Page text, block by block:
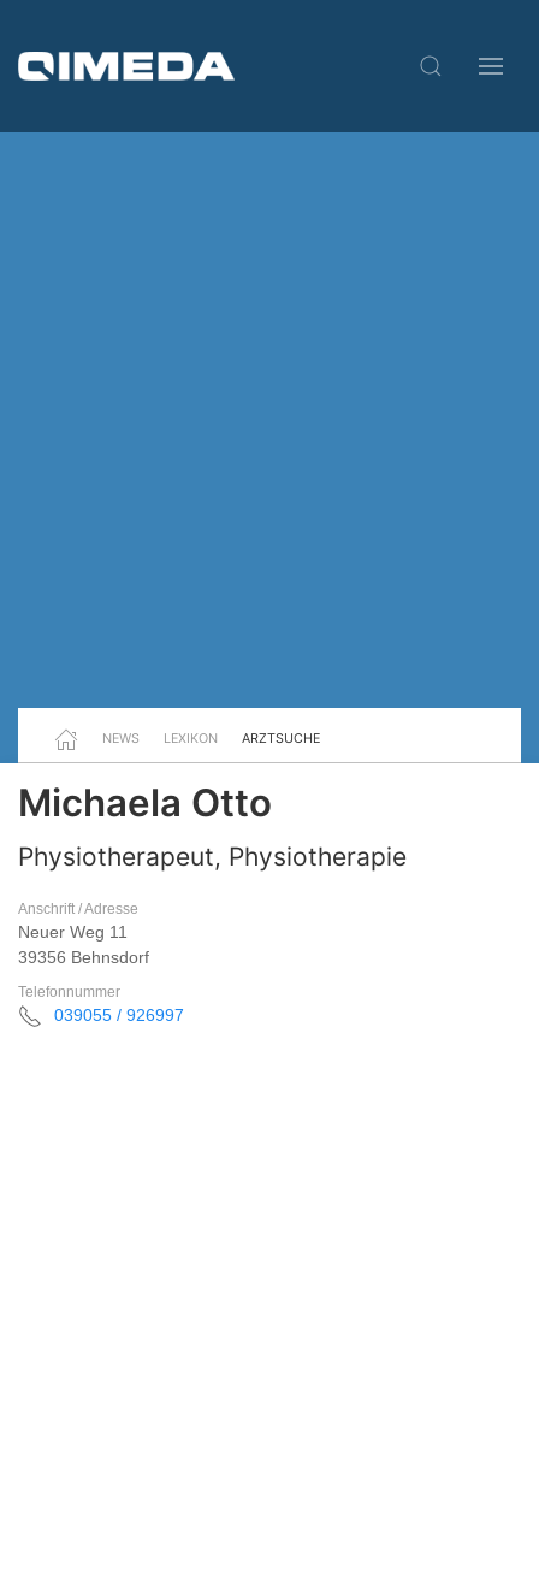
NEWS LEXIKON ARZTSUCHE
Michaela Otto
Physiotherapeut, Physiotherapie
Anschrift / Adresse
Neuer Weg 11
39356 Behnsdorf
Telefonnummer
039055 / 926997